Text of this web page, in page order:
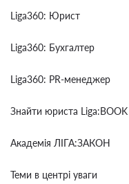
Liga360: Юрист
Liga360: Бухгалтер
Liga360: PR-менеджер
Знайти юриста Liga:BOOK
Академія ЛІГА:ЗАКОН
Теми в центрі уваги